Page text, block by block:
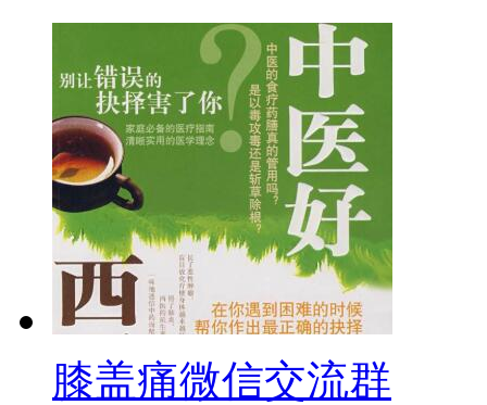
膝盖痛微信交流群